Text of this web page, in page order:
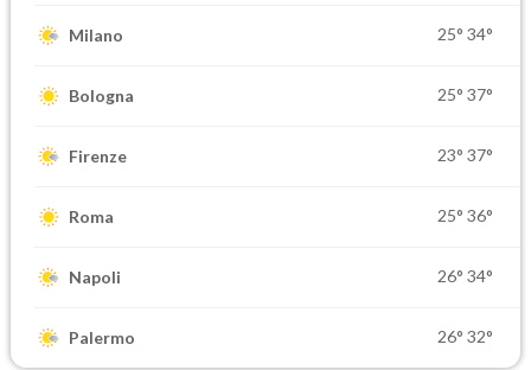
Milano 25° 34°
Bologna 25° 37°
Firenze 23° 37°
Roma 25° 36°
Napoli 26° 34°
Palermo 26° 32°